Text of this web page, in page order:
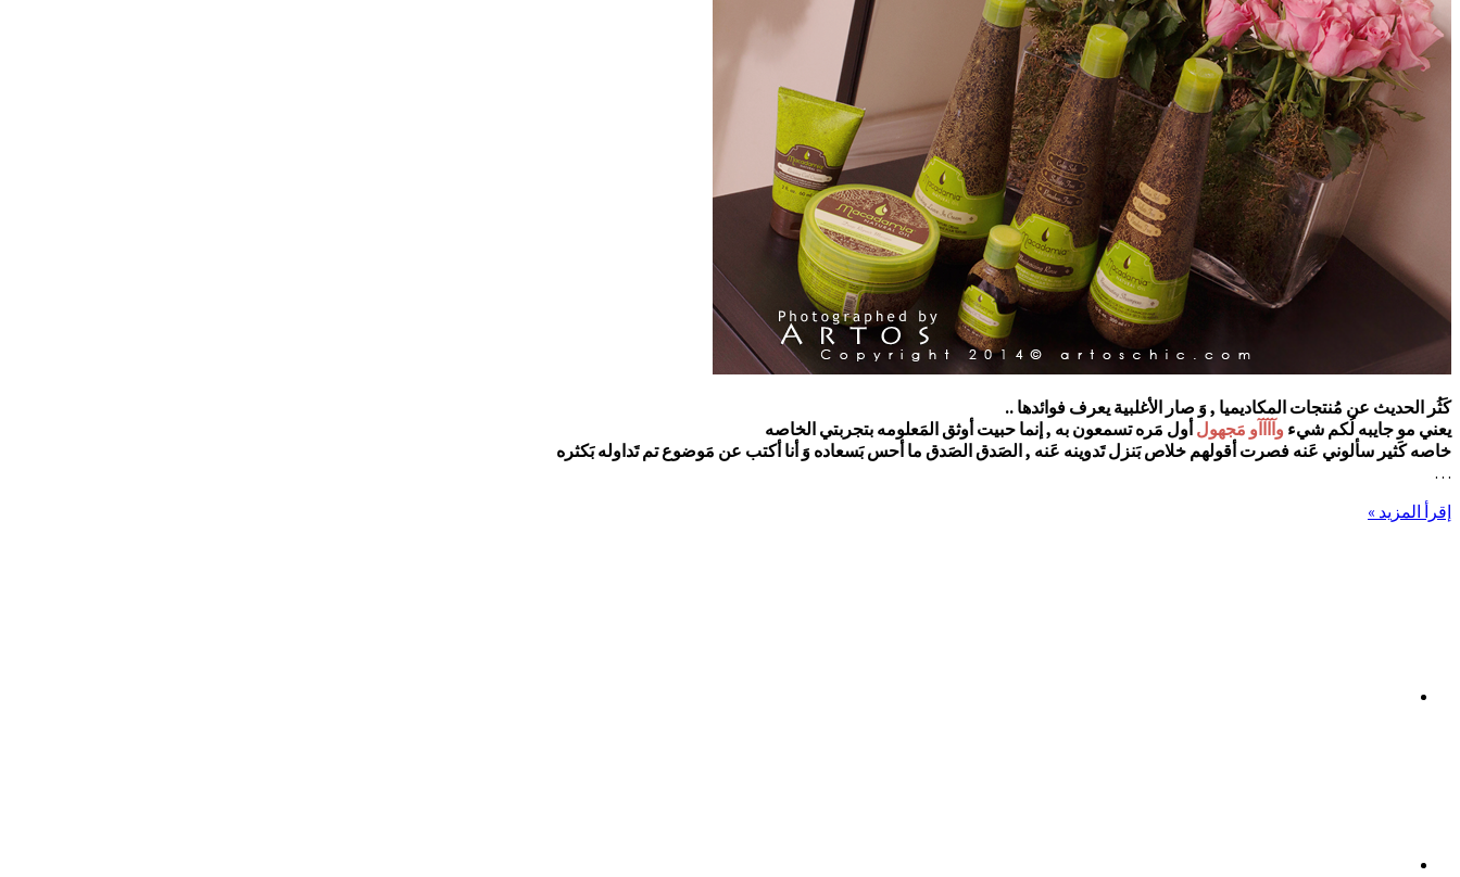
كَثُر الحديث عن مُنتجات المكاديميا , وَ صار الأغلبية يعرف فوائدها ..
يعني مو جايبه لُكم شيء وآآآآو مَجهول أول مَره تسمعون به , إنما حبيت أوثق المَعلومه بتجربتي الخاصه
خاصه كَثير سألوني عَنه فصرت أقولهم خلاص بَنزل تَدوينه عَنه , الصَدق الصَدق ما أحس بَسعاده وَ أنا أكتب عن مَوضوع تم تَداوله بَكثره
…
إقرأ المزيد »